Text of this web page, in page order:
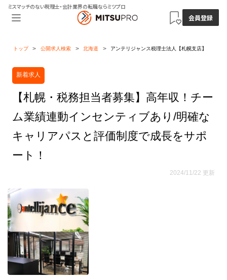
ミスマッチのない税理士・会計業界の転職ならミツプロ
会員登録
トップ 公開求人検索 北海道 アンテリジャンス税理士法人【札幌支店】
新着求人
【札幌・税務担当者募集】高年収！チー
ム業績連動インセンティブあり/明確な
キャリアパスと評価制度で成長をサポ
ート！
2024/11/22 更新